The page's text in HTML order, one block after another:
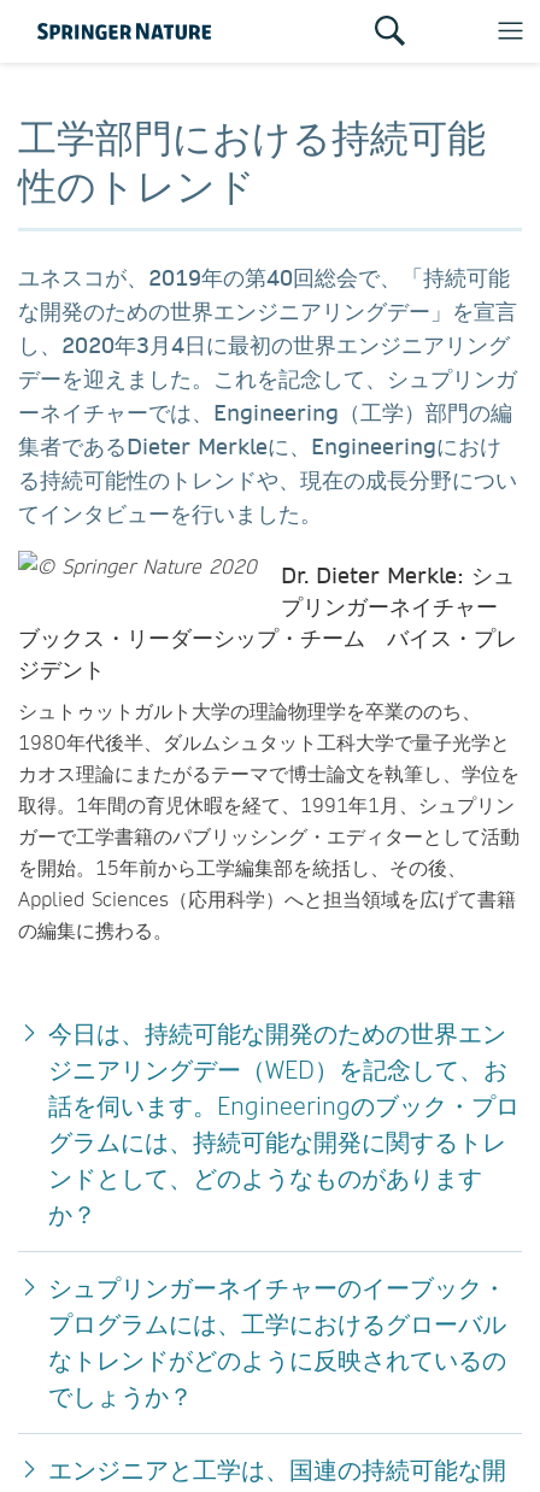
工学部門における持続可能
性のトレンド
ユネスコが、2019年の第40回総会で、「持続可能
な開発のための世界エンジニアリングデー」を宣言
し、2020年3月4日に最初の世界エンジニアリング
デーを迎えました。これを記念して、シュプリンガ
ーネイチャーでは、Engineering（工学）部門の編
集者であるDieter Merkleに、Engineeringにおけ
る持続可能性のトレンドや、現在の成長分野につい
てインタビューを行いました。
Dr. Dieter Merkle: シュ
プリンガーネイチャー
ブックス・リーダーシップ・チーム バイス・プレ
ジデント
シュトゥットガルト大学の理論物理学を卒業ののち、
1980年代後半、ダルムシュタット工科大学で量子光学と
カオス理論にまたがるテーマで博士論文を執筆し、学位を
取得。1年間の育児休暇を経て、1991年1月、シュプリン
ガーで工学書籍のパブリッシング・エディターとして活動
を開始。15年前から工学編集部を統括し、その後、
Applied Sciences（応用科学）へと担当領域を広げて書籍
の編集に携わる。
今日は、持続可能な開発のための世界エン
ジニアリングデー（WED）を記念して、お
話を伺います。Engineeringのブック・プロ
グラムには、持続可能な開発に関するトレ
ンドとして、どのようなものがあります
か？
シュプリンガーネイチャーのイーブック・
プログラムには、工学におけるグローバル
なトレンドがどのように反映されているの
でしょうか？
エンジニアと工学は、国連の持続可能な開